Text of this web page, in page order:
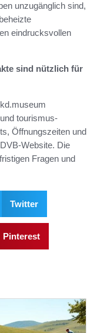
unzugänglich sind,
eindrucksvollen
sind nützlich für
tourismus-
Öffnungszeiten und
Website. Die
Fragen und
Twitter
Pinterest